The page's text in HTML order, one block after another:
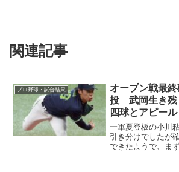
関連記事
プロ野球・試合結果
オープン戦最
投 武岡生き残
四球とアピール
一軍夏登板の小川
引き分けでしたが
できたようで、ま